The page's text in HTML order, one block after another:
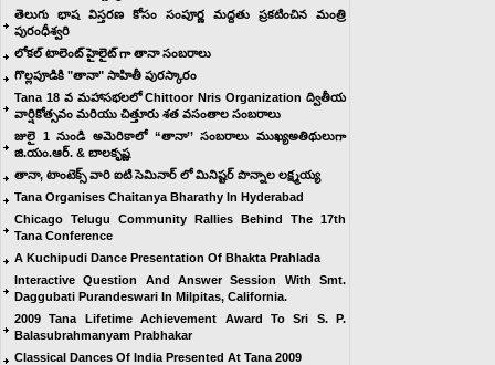
తెలుగు భాష విస్తరణ కోసం సంపూర్ణ మద్దతు ప్రకటించిన మంత్రి
పురంధీశ్వరి
లోకల్ టాలెంట్ హైలైట్ గా తానా సంబరాలు
గొల్లపూడికి "తానా" సాహితీ పురస్కారం
Tana 18 వ మహాసభలలో Chittoor Nris Organization ద్వితీయ
వార్షికోత్సవం మరియు చిత్తూరు శత వసంతాల సంబరాలు
జులై 1 నుండి అమెరికాలో “తానా’’ సంబరాలు ముఖ్యఅతిథులుగా
జి.యం.ఆర్. & బాలకృష్ణ
తానా, టాంటెక్స్ వారి ఐటి సెమినార్ లో మినిష్టర్ పొన్నాల లక్ష్మయ్య
Tana Organises Chaitanya Bharathy In Hyderabad
Chicago Telugu Community Rallies Behind The 17th
Tana Conference
A Kuchipudi Dance Presentation Of Bhakta Prahlada
Interactive Question And Answer Session With Smt.
Daggubati Purandeswari In Milpitas, California.
2009 Tana Lifetime Achievement Award To Sri S. P.
Balasubrahmanyam Prabhakar
Classical Dances Of India Presented At Tana 2009